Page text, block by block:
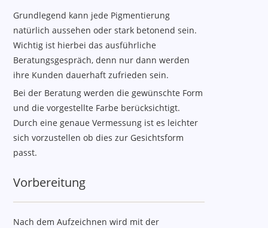
Grundlegend kann jede Pigmentierung
natürlich aussehen oder stark betonend sein.
Wichtig ist hierbei das ausführliche
Beratungsgespräch, denn nur dann werden
ihre Kunden dauerhaft zufrieden sein.
Bei der Beratung werden die gewünschte Form
und die vorgestellte Farbe berücksichtigt.
Durch eine genaue Vermessung ist es leichter
sich vorzustellen ob dies zur Gesichtsform
passt.
Vorbereitung
Nach dem Aufzeichnen wird mit der